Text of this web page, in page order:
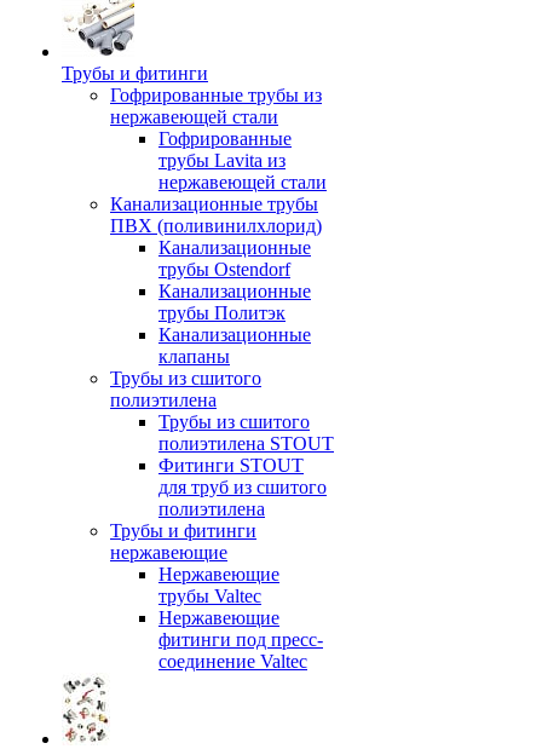
Трубы и фитинги
Гофрированные трубы из
нержавеющей стали
Гофрированные
трубы Lavita из
нержавеющей стали
Канализационные трубы
ПВХ (поливинилхлорид)
Канализационные
трубы Ostendorf
Канализационные
трубы Политэк
Канализационные
клапаны
Трубы из сшитого
полиэтилена
Трубы из сшитого
полиэтилена STOUT
Фитинги STOUT
для труб из сшитого
полиэтилена
Трубы и фитинги
нержавеющие
Нержавеющие
трубы Valtec
Нержавеющие
фитинги под пресс-
соединение Valtec